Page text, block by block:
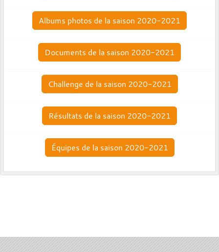
Albums photos de la saison 2020-2021
Documents de la saison 2020-2021
Challenge de la saison 2020-2021
Résultats de la saison 2020-2021
Équipes de la saison 2020-2021